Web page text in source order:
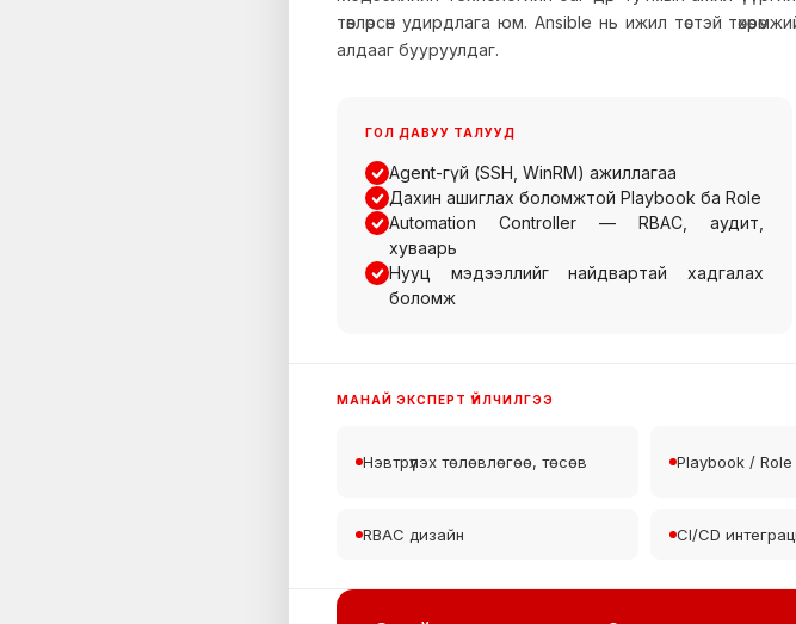
төвлөрсөн удирдлага юм. Ansible нь ижил төстэй
алдааг бууруулдаг.
ГОЛ ДАВУУ ТАЛУУД
Agent-гүй (SSH, WinRM) ажиллагаа
Дахин ашиглах боломжтой Playbook ба Role
Automation Controller — RBAC, аудит,
хуваарь
Нууц мэдээллийг найдвартай хадгалах
боломж
МАНАЙ ЭКСПЕРТ ҮЙЛЧИЛГЭЭ
Нэвтрүүлэх төлөвлөгөө, төсөв Playbook / Role
RBAC дизайн CI/CD